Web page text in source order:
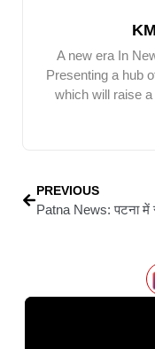
A new era In
Presenting a hub
which will raise
PREVIOUS